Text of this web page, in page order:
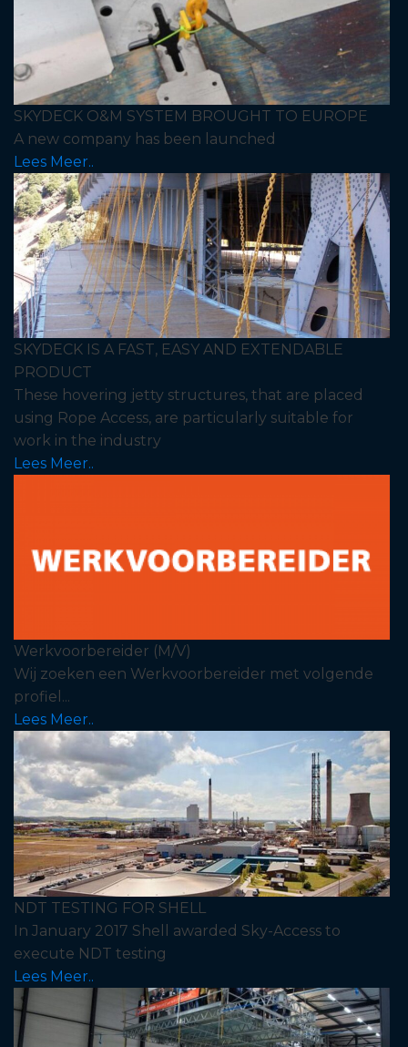
SKYDECK O&M SYSTEM BROUGHT TO EUROPE
A new company has been launched
Lees Meer..
SKYDECK IS A FAST, EASY AND EXTENDABLE
PRODUCT
These hovering jetty structures, that are placed
using Rope Access, are particularly suitable for
work in the industry
Lees Meer..
Werkvoorbereider (M/V)
Wij zoeken een Werkvoorbereider met volgende
profiel...
Lees Meer..
NDT TESTING FOR SHELL
In January 2017 Shell awarded Sky-Access to
execute NDT testing
Lees Meer..